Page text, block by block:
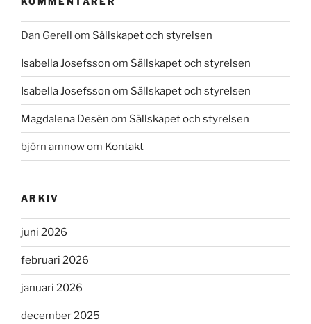
Dan Gerell om Sällskapet och styrelsen
Isabella Josefsson om Sällskapet och styrelsen
Isabella Josefsson om Sällskapet och styrelsen
Magdalena Desén om Sällskapet och styrelsen
björn amnowom Kontakt
ARKIV
juni 2026
februari 2026
januari 2026
december 2025